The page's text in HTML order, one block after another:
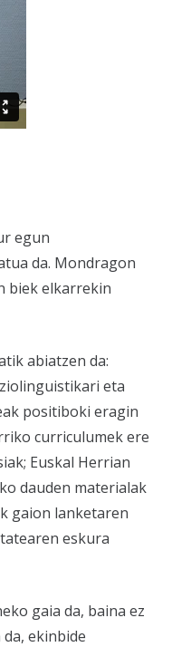
egun
da. Mondragon
biek elkarrekin
abiatzen da:
eta
positiboki eragin
curriculumek ere
Euskal Herrian
dauden materialak
gaion lanketaren
eskura
gaia da, baina ez
ekinbide